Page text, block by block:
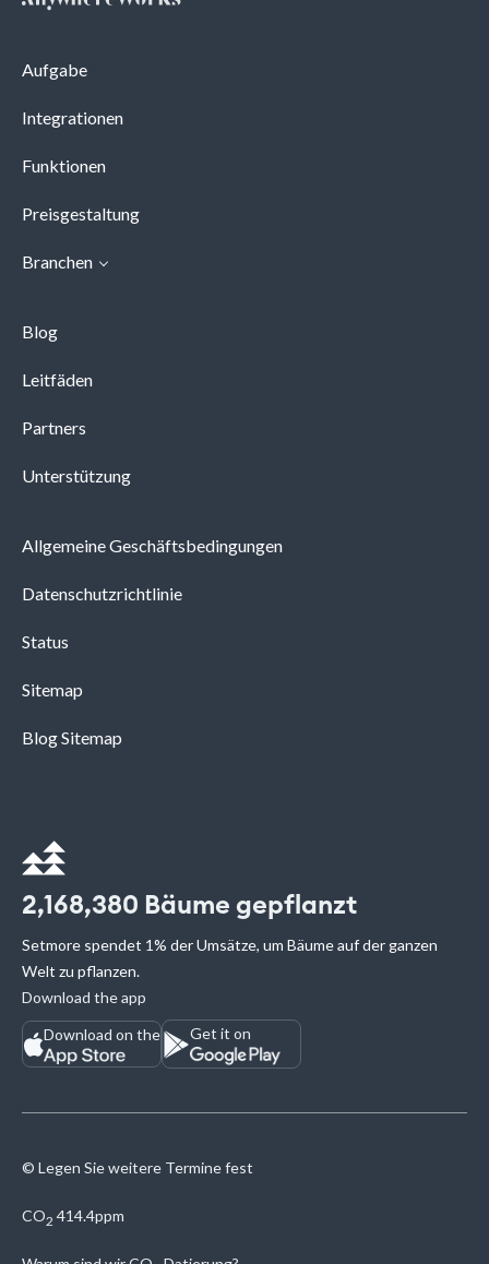
Aufgabe
Integrationen
Funktionen
Preisgestaltung
Branchen
Blog
Leitfäden
Partners
Unterstützung
Allgemeine Geschäftsbedingungen
Datenschutzrichtlinie
Status
Sitemap
Blog Sitemap
2,168,380 Bäume gepflanzt
Setmore spendet 1% der Umsätze, um Bäume auf der ganzen
Welt zu pflanzen.
Download the app
Download on the
Get it on
© Legen Sie weitere Termine fest
CO2 414.4ppm